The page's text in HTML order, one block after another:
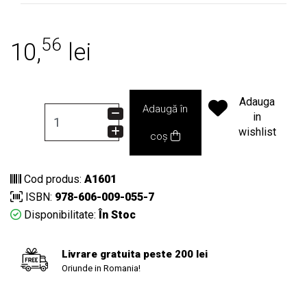
10,56 lei
Adaugă în
coș
Adauga
in
wishlist
Cod produs: A1601
ISBN: 978-606-009-055-7
Disponibilitate: În Stoc
Livrare gratuita peste 200 lei
Oriunde in Romania!